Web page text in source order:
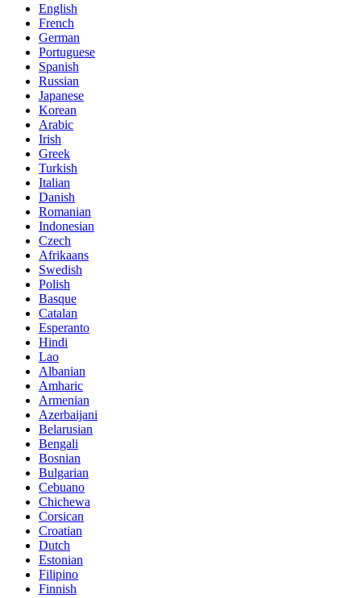
English
French
German
Portuguese
Spanish
Russian
Japanese
Korean
Arabic
Irish
Greek
Turkish
Italian
Danish
Romanian
Indonesian
Czech
Afrikaans
Swedish
Polish
Basque
Catalan
Esperanto
Hindi
Lao
Albanian
Amharic
Armenian
Azerbaijani
Belarusian
Bengali
Bosnian
Bulgarian
Cebuano
Chichewa
Corsican
Croatian
Dutch
Estonian
Filipino
Finnish